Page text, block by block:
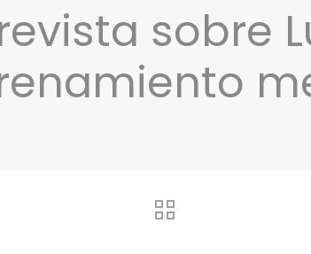
sobre